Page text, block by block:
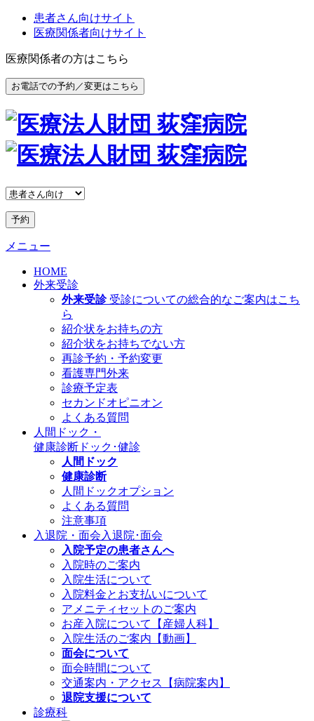
患者さん向けサイト
医療関係者向けサイト
医療関係者の方はこちら
お電話での予約／変更はこちら
予約
メニュー
HOME
外来受診
外来受診 受診についての総合的なご案内はこち
ら
紹介状をお持ちの方
紹介状をお持ちでない方
再診予約・予約変更
看護専門外来
診療予定表
セカンドオピニオン
よくある質問
人間ドック・
健康診断 ドック･健診
人間ドック
健康診断
人間ドックオプション
よくある質問
注意事項
入退院・面会 入退院･面会
入院予定の患者さんへ
入院時のご案内
入院生活について
入院料金とお支払いについて
アメニティセットのご案内
お産入院について【産婦人科】
入院生活のご案内【動画】
面会について
面会時間について
交通案内・アクセス【病院案内】
退院支援について
診療科